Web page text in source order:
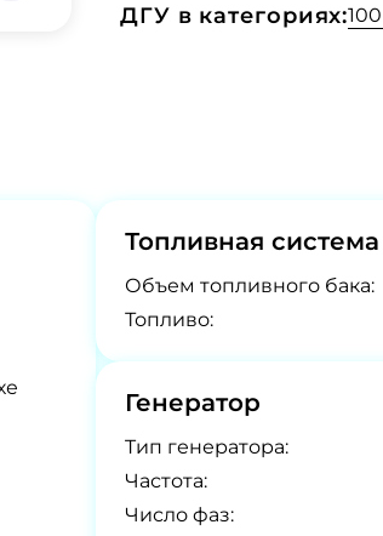
ДГУ в категориях:
Топливная система
Объем топливного бака:
Топливо:
Генератор
Tип генератора:
Частота:
Число фаз: